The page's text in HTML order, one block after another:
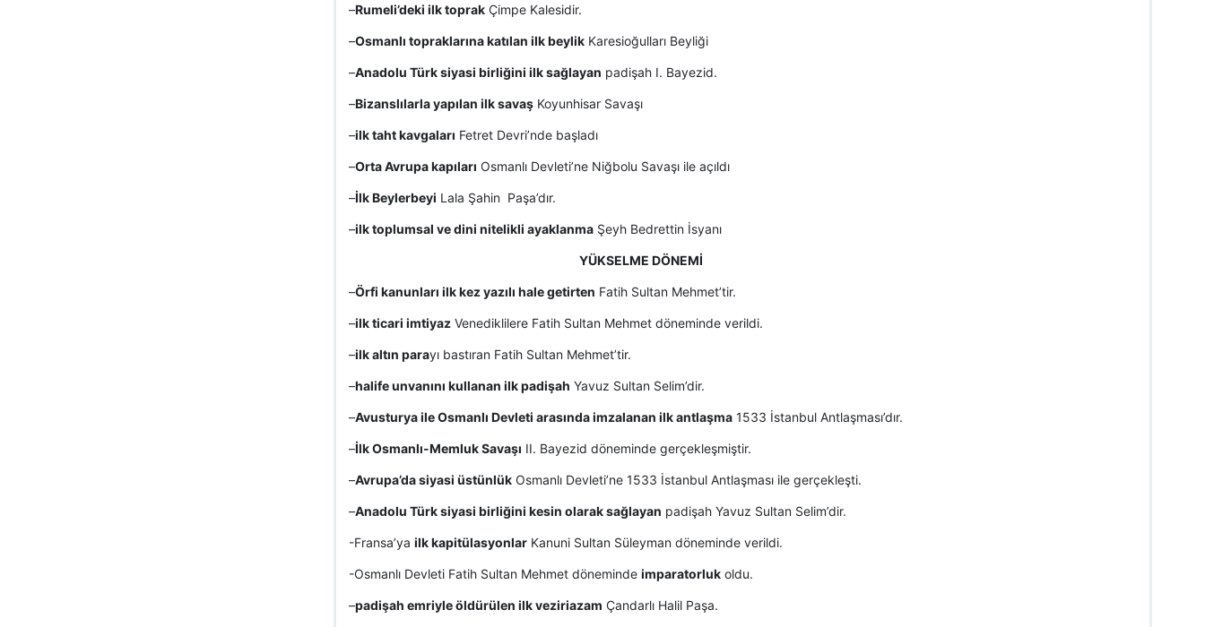
–Rumeli’deki ilk toprakÇimpe Kalesidir.
–Osmanlı topraklarına katılan ilk beylikKaresioğulları Beyliği
–Anadolu Türk siyasi birliğini ilk sağlayan padişah I. Bayezid.
–Bizanslılarla yapılan ilk savaşKoyunhisar Savaşı
–ilk taht kavgaları Fetret Devri’nde başladı
–Orta Avrupa kapıları Osmanlı Devleti’ne Niğbolu Savaşı ile açıldı
–İlk Beylerbeyi Lala Şahin Paşa’dır.
–ilk toplumsal ve dini nitelikli ayaklanmaŞeyh Bedrettin İsyanı
YÜKSELME DÖNEMİ
–Örfi kanunları ilk kez yazılı hale getirten Fatih Sultan Mehmet’tir.
–ilk ticari imtiyazVenediklilere Fatih Sultan Mehmet döneminde verildi.
–ilk altın parayı bastıran Fatih Sultan Mehmet’tir.
–halife unvanını kullanan ilk padişah Yavuz Sultan Selim’dir.
–Avusturya ile Osmanlı Devleti arasında imzalanan ilk antlaşma1533 İstanbul Antlaşması’dır.
–İlk Osmanlı-Memluk Savaşı II. Bayezid döneminde gerçekleşmiştir.
–Avrupa’da siyasi üstünlükOsmanlı Devleti’ne 1533 İstanbul Antlaşması ile gerçekleşti.
–Anadolu Türk siyasi birliğini kesin olarak sağlayan padişah Yavuz Sultan Selim’dir.
-Fransa’ya ilk kapitülasyonlarKanuni Sultan Süleyman döneminde verildi.
-Osmanlı Devleti Fatih Sultan Mehmet döneminde imparatorlukoldu.
–padişah emriyle öldürülen ilk veziriazam Çandarlı Halil Paşa.